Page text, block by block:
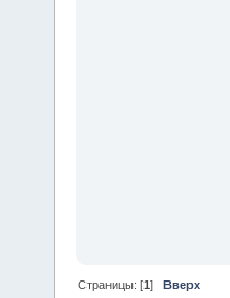
Страницы: [1]Вверх